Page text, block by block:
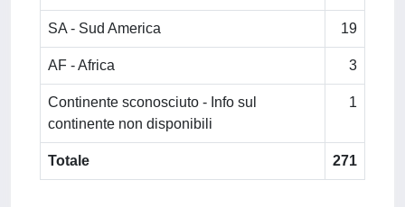
SA - Sud America 19
AF - Africa 3
Continente sconosciuto - Info sul
continente non disponibili
1
Totale 271